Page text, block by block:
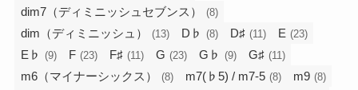
dim7（ディミニッシュセブンス） (8)
dim（ディミニッシュ） (13) D♭ (8) D♯ (11) E (23)
E♭ (9) F (23) F♯ (11) G (23) G♭ (9) G♯ (11)
m6（マイナーシックス） (8) m7(♭5) / m7-5 (8) m9 (8)